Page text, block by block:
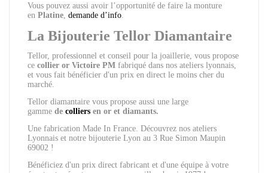
Vous pouvez aussi avoir l’opportunité de faire la monture
en Platine demande d’info
La Bijouterie Tellor Diamantaire
Tellor, professionnel et conseil pour la joaillerie, vous propose
ce collier or Victoire PM fabriqué dans nos ateliers lyonnais,
et vous fait bénéficier d'un prix en direct le moins cher du
marché.
Tellor diamantaire vous propose aussi une large
gamme de colliers en or et diamants.
Une fabrication Made In France. Découvrez nos ateliers
Lyonnais et notre bijouterie Lyon au 3 Rue Simon Maupin
69002 !
Bénéficiez d'un prix direct fabricant et d'une équipe à votre